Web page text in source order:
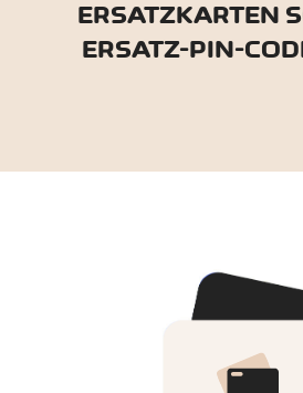
ERSATZKARTEN
ERSATZ-PIN-